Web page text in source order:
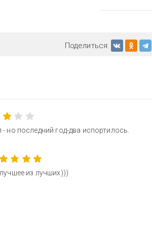
Поделиться:
но последний год-два испортилось.
из лучших)))